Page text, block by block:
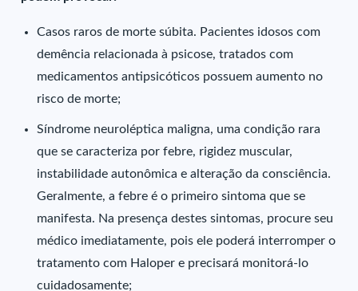
Casos raros de morte súbita. Pacientes idosos com
demência relacionada à psicose, tratados com
medicamentos antipsicóticos possuem aumento no
risco de morte;
Síndrome neuroléptica maligna, uma condição rara
que se caracteriza por febre, rigidez muscular,
instabilidade autonômica e alteração da consciência.
Geralmente, a febre é o primeiro sintoma que se
manifesta. Na presença destes sintomas, procure seu
médico imediatamente, pois ele poderá interromper o
tratamento com Haloper e precisará monitorá-lo
cuidadosamente;